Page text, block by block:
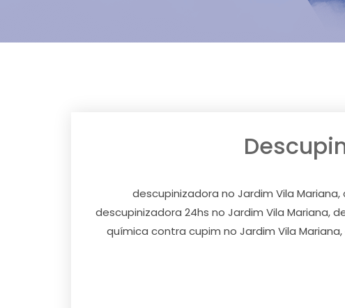
descupinizadora no Jardim Vila
descupinizadora 24hs no Jardim Vila Mariana,
química contra cupim no Jardim Vila